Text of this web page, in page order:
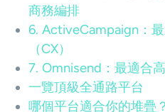
商務編排
6. ActiveCampaign：
（CX）
7. Omnisend：最適合
一覽頂級全通路平台
哪個平台適合你的堆疊？